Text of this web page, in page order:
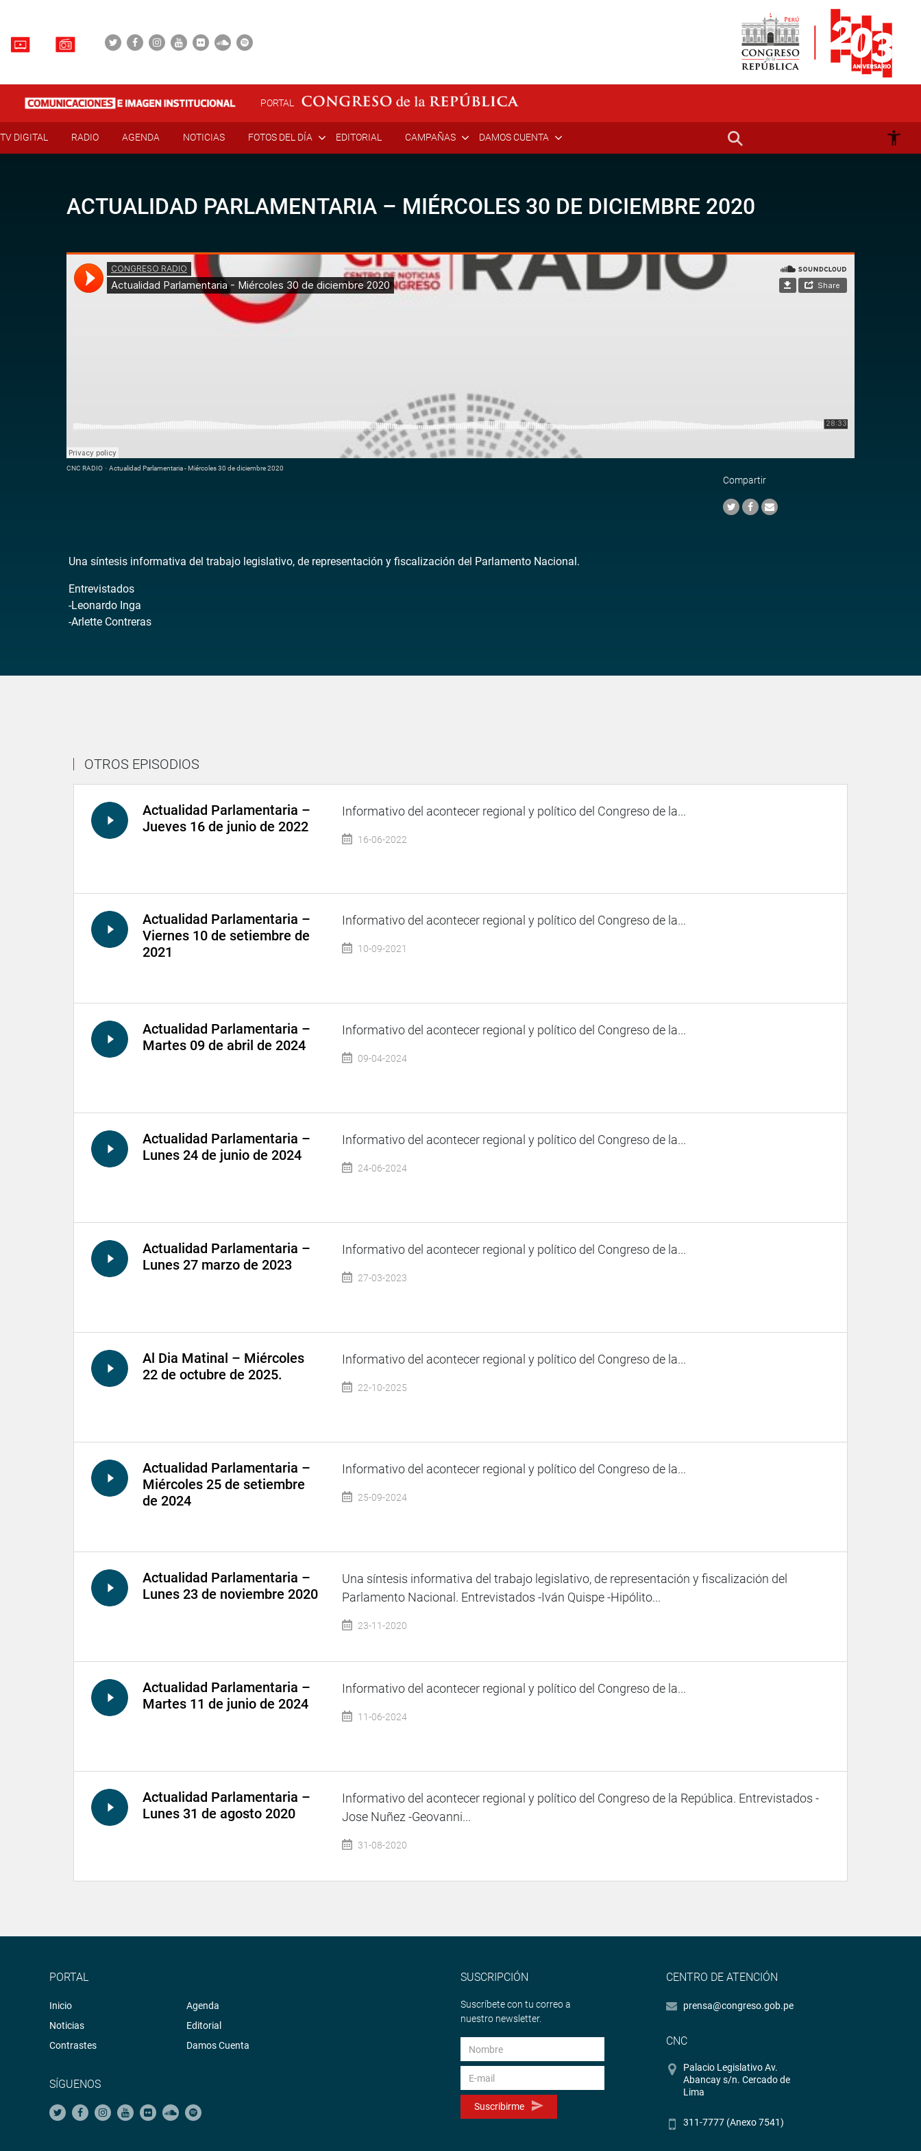
PORTAL
TV DIGITAL RADIO AGENDA NOTICIAS FOTOS DEL DÍA EDITORIAL CAMPAÑAS DAMOS CUENTA
ACTUALIDAD PARLAMENTARIA – MIÉRCOLES 30 DE DICIEMBRE 2020
CNC RADIO · Actualidad Parlamentaria - Miércoles 30 de diciembre 2020
Compartir
Una síntesis informativa del trabajo legislativo, de representación y fiscalización del Parlamento Nacional.
Entrevistados
-Leonardo Inga
-Arlette Contreras
OTROS EPISODIOS
Actualidad Parlamentaria –
Jueves 16 de junio de 2022
Informativo del acontecer regional y político del Congreso de la...
16-06-2022
Actualidad Parlamentaria –
Viernes 10 de setiembre de
2021
Informativo del acontecer regional y político del Congreso de la...
10-09-2021
Actualidad Parlamentaria –
Martes 09 de abril de 2024
Informativo del acontecer regional y político del Congreso de la...
09-04-2024
Actualidad Parlamentaria –
Lunes 24 de junio de 2024
Informativo del acontecer regional y político del Congreso de la...
24-06-2024
Actualidad Parlamentaria –
Lunes 27 marzo de 2023
Informativo del acontecer regional y político del Congreso de la...
27-03-2023
Al Dia Matinal – Miércoles
22 de octubre de 2025.
Informativo del acontecer regional y político del Congreso de la...
22-10-2025
Actualidad Parlamentaria –
Miércoles 25 de setiembre
de 2024
Informativo del acontecer regional y político del Congreso de la...
25-09-2024
Actualidad Parlamentaria –
Lunes 23 de noviembre 2020
Una síntesis informativa del trabajo legislativo, de representación y fiscalización del
Parlamento Nacional. Entrevistados -Iván Quispe -Hipólito...
23-11-2020
Actualidad Parlamentaria –
Martes 11 de junio de 2024
Informativo del acontecer regional y político del Congreso de la...
11-06-2024
Actualidad Parlamentaria –
Lunes 31 de agosto 2020
Informativo del acontecer regional y político del Congreso de la República. Entrevistados -
Jose Nuñez -Geovanni...
31-08-2020
PORTAL
Inicio
Noticias
Contrastes
Agenda
Editorial
Damos Cuenta
SÍGUENOS
SUSCRIPCIÓN
Suscríbete con tu correo a
nuestro newsletter.
Suscribirme
CENTRO DE ATENCIÓN
prensa@congreso.gob.pe
CNC
Palacio Legislativo Av.
Abancay s/n. Cercado de
Lima
311-7777 (Anexo 7541)